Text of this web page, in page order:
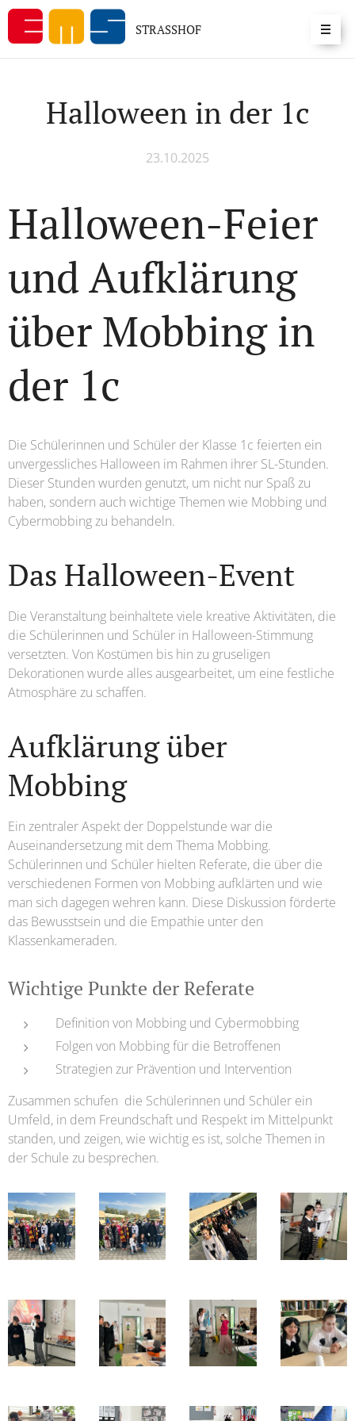
STRASSHOF
Halloween in der 1c
23.10.2025
Halloween-Feier
und Aufklärung
über Mobbing in
der 1c
Die Schülerinnen und Schüler der Klasse 1c feierten ein
unvergessliches Halloween im Rahmen ihrer SL-Stunden.
Dieser Stunden wurden genutzt, um nicht nur Spaß zu
haben, sondern auch wichtige Themen wie Mobbing und
Cybermobbing zu behandeln.
Das Halloween-Event
Die Veranstaltung beinhaltete viele kreative Aktivitäten, die
die Schülerinnen und Schüler in Halloween-Stimmung
versetzten. Von Kostümen bis hin zu gruseligen
Dekorationen wurde alles ausgearbeitet, um eine festliche
Atmosphäre zu schaffen.
Aufklärung über
Mobbing
Ein zentraler Aspekt der Doppelstunde war die
Auseinandersetzung mit dem Thema Mobbing.
Schülerinnen und Schüler hielten Referate, die über die
verschiedenen Formen von Mobbing aufklärten und wie
man sich dagegen wehren kann. Diese Diskussion förderte
das Bewusstsein und die Empathie unter den
Klassenkameraden.
Wichtige Punkte der Referate
Definition von Mobbing und Cybermobbing
Folgen von Mobbing für die Betroffenen
Strategien zur Prävention und Intervention
Zusammen schufen die Schülerinnen und Schüler ein
Umfeld, in dem Freundschaft und Respekt im Mittelpunkt
standen, und zeigen, wie wichtig es ist, solche Themen in
der Schule zu besprechen.